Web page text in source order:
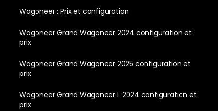
Wagoneer : Prix et configuration
Wagoneer Grand Wagoneer 2024 configuration et
prix
Wagoneer Grand Wagoneer 2025 configuration et
prix
Wagoneer Grand Wagoneer L 2024 configuration et
prix